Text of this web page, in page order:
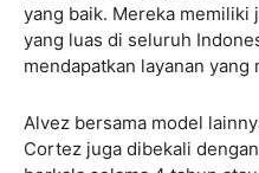
yang baik. Mereka memiliki
yang luas di seluruh
mendapatkan layanan yang
Alvez bersama model
Cortez juga dibekali